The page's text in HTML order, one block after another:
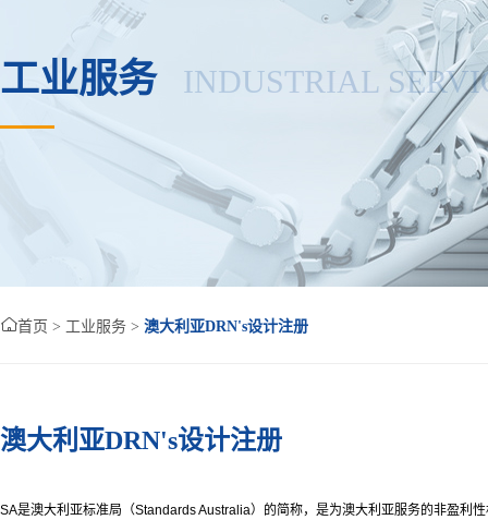
工业服务 INDUSTRIAL
首页 > 工业服务 > 澳大利亚DRN's设计注册
澳大利亚DRN's设计注册
SA是澳大利亚标准局（Standards Australia）的简称，是为澳大利亚服务的非盈利